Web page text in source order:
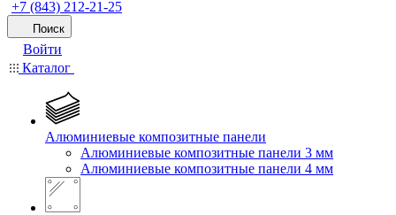
+7 (843) 212-21-25
Поиск
Войти
Каталог
Алюминиевые композитные панели
Алюминиевые композитные панели 3 мм
Алюминиевые композитные панели 4 мм